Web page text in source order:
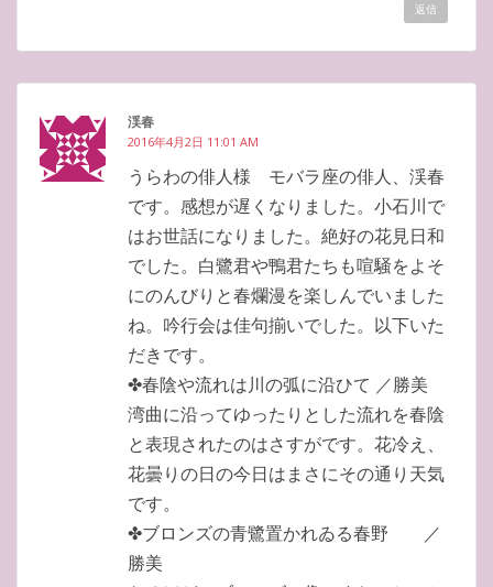
返信
渓春
2016年4月2日 11:01 AM
うらわの俳人様 モバラ座の俳人、渓春
です。感想が遅くなりました。小石川で
はお世話になりました。絶好の花見日和
でした。白鷺君や鴨君たちも喧騒をよそ
にのんびりと春爛漫を楽しんでいました
ね。吟行会は佳句揃いでした。以下いた
だきです。
✤春陰や流れは川の弧に沿ひて ／勝美
湾曲に沿ってゆったりとした流れを春陰
と表現されたのはさすがです。花冷え、
花曇りの日の今日はまさにその通り天気
です。
✤ブロンズの青鷺置かれゐる春野 ／
勝美